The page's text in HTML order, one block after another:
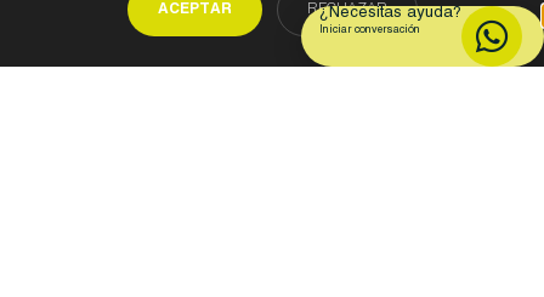
ACEPTAR RECHAZAR
¿Necesitas ayuda?
Iniciar conversación